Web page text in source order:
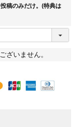
稿のみだけ。(特典は
ざいません。